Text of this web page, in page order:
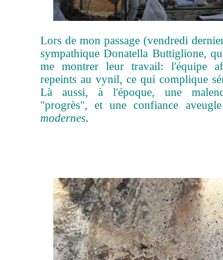
Lors de mon passage (vendredi
sympathique Donatella Buttiglione,
me montrer leur travail: l'équipe
repeints au vynil, ce qui complique
Là aussi, à l'époque, une
"progrès", et une confiance
modernes.